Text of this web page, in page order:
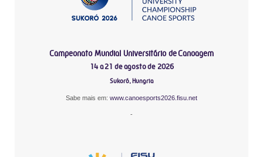
Campeonato Mundial Universitário de Canoagem
14 a 21 de agosto de 2026
Sukoró, Hungria
Sabe mais em: www.canoesports2026.fisu.net
-